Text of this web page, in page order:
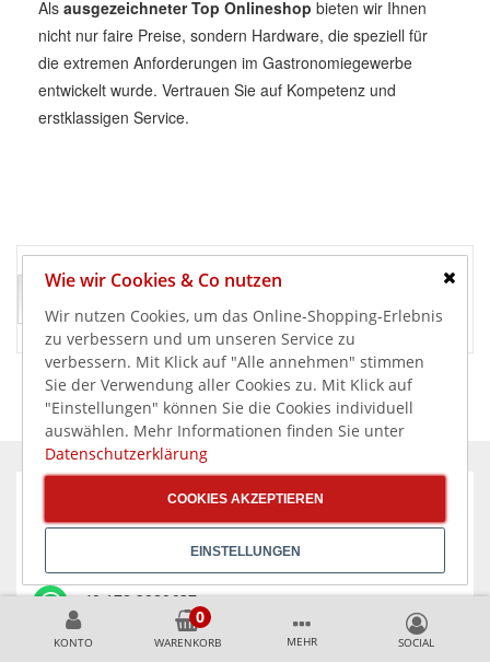
KONTO WARENKORB MEHR
Als ausgezeichneter Top Onlineshop bieten wir Ihnen
nicht nur faire Preise, sondern Hardware, die speziell für
die extremen Anforderungen im Gastronomiegewerbe
entwickelt wurde. Vertrauen Sie auf Kompetenz und
erstklassigen Service.
KÖNNEN WIR HELFEN?
+49 231 99789020
+49 178 2989637
AKZEPTIERTE ZAHLUNGSMETHODEN
Wie wir Cookies & Co nutzen
Wir nutzen Cookies, um das Online-Shopping-Erlebnis
zu verbessern und um unseren Service zu
verbessern. Mit Klick auf "Alle annehmen" stimmen
Sie der Verwendung aller Cookies zu. Mit Klick auf
"Einstellungen" können Sie die Cookies individuell
auswählen. Mehr Informationen finden Sie unter
Datenschutzerklärung
COOKIES AKZEPTIEREN
EINSTELLUNGEN